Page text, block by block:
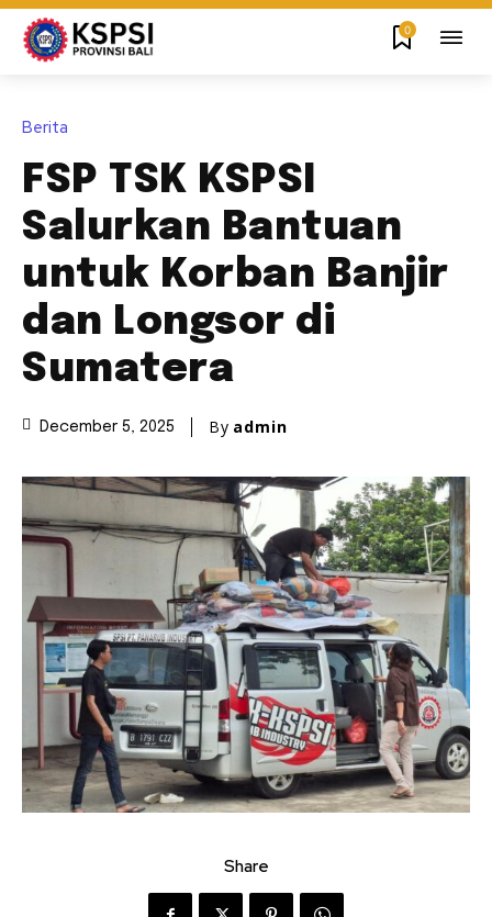
0
Berita
FSP TSK KSPSI
Salurkan Bantuan
untuk Korban Banjir
dan Longsor di
Sumatera
December 5, 2025 By admin
Share